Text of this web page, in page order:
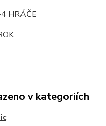
HRÁČE
v kategoriích